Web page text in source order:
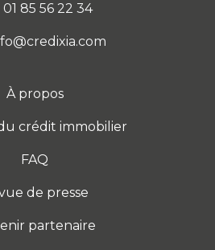
01 85 56 22 34
À propos
crédit immobilier
FAQ
de presse
partenaire